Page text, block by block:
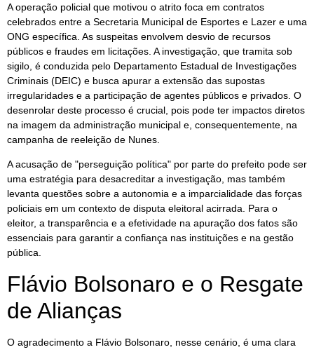
A operação policial que motivou o atrito foca em contratos
celebrados entre a Secretaria Municipal de Esportes e Lazer e uma
ONG específica. As suspeitas envolvem desvio de recursos
públicos e fraudes em licitações. A investigação, que tramita sob
sigilo, é conduzida pelo Departamento Estadual de Investigações
Criminais (DEIC) e busca apurar a extensão das supostas
irregularidades e a participação de agentes públicos e privados. O
desenrolar deste processo é crucial, pois pode ter impactos diretos
na imagem da administração municipal e, consequentemente, na
campanha de reeleição de Nunes.
A acusação de "perseguição política" por parte do prefeito pode ser
uma estratégia para desacreditar a investigação, mas também
levanta questões sobre a autonomia e a imparcialidade das forças
policiais em um contexto de disputa eleitoral acirrada. Para o
eleitor, a transparência e a efetividade na apuração dos fatos são
essenciais para garantir a confiança nas instituições e na gestão
pública.
Flávio Bolsonaro e o Resgate
de Alianças
O agradecimento a Flávio Bolsonaro, nesse cenário, é uma clara